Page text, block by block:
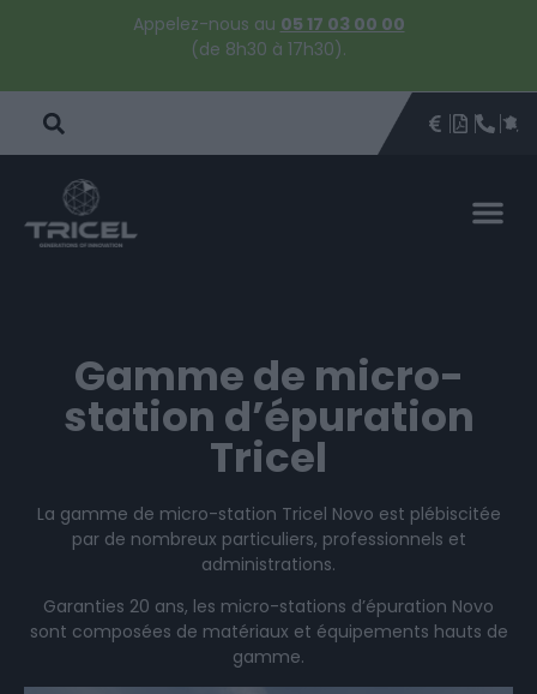
Appelez-nous au 05 17 03 00 00
(de 8h30 à 17h30).
DEVISÊTRE
Gamme de micro-
station d’épuration
Tricel
La gamme de micro-station Tricel Novo est plébiscitée
par de nombreux particuliers, professionnels et
administrations.
Garanties 20 ans, les micro-stations d’épuration Novo
sont composées de matériaux et équipements hauts de
gamme.